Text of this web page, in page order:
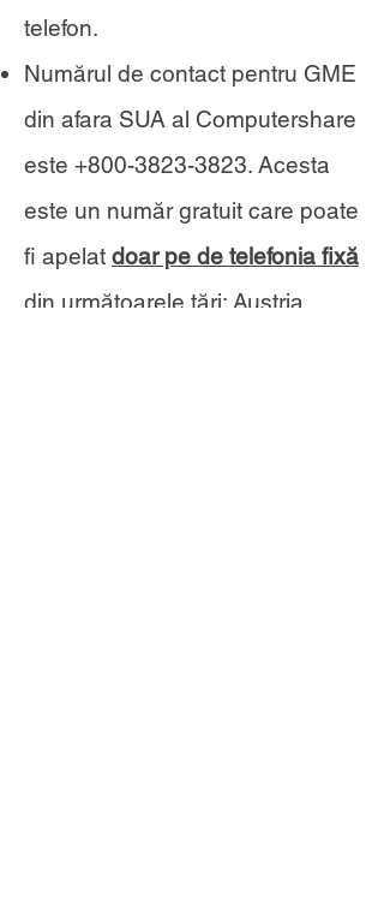
telefon.
Numărul de contact pentru GME
din afara SUA al Computershare
este +800-3823-3823. Acesta
este un număr gratuit care poate
fi apelat doar pe de telefonia fixă
din următoarele țări: Austria,